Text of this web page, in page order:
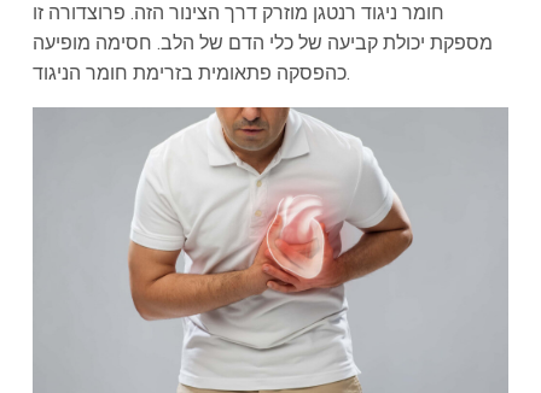
חומר ניגוד רנטגן מוזרק דרך הצינור הזה. פרוצדורה זו
מספקת יכולת קביעה של כלי הדם של הלב. חסימה מופיעה
כהפסקה פתאומית בזרימת חומר הניגוד.